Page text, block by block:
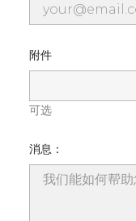
附件
可选
消息：